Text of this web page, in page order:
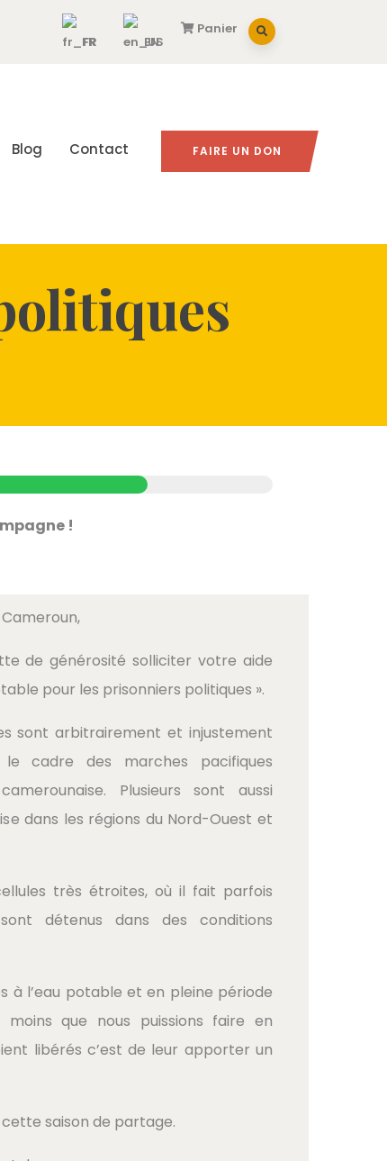
FR
EN
Panier
Blog Contact FAIRE UN DON
!
de générosité solliciter votre aide
pour les prisonniers politiques ».
sont arbitrairement et injustement
cadre des marches pacifiques
Plusieurs sont aussi
dans les régions du Nord-Ouest et
très étroites, où il fait parfois
détenus dans des conditions
à l’eau potable et en pleine période
que nous puissions faire en
libérés c’est de leur apporter un
saison de partage.